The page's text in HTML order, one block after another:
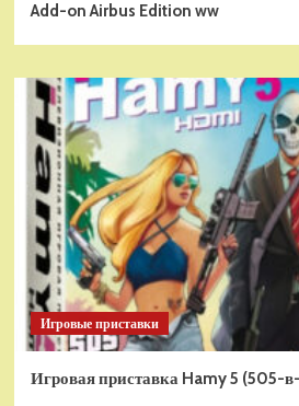
Add-on Airbus Edition ww
Игровые приставки
Игровая приставка Hamy 5 (505-